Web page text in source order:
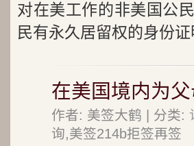
对在美工作的非美国公
民有永久居留权的身份
在美国境内为
作者: 美签大鹤 | 分类:
询,美签214b拒签再签